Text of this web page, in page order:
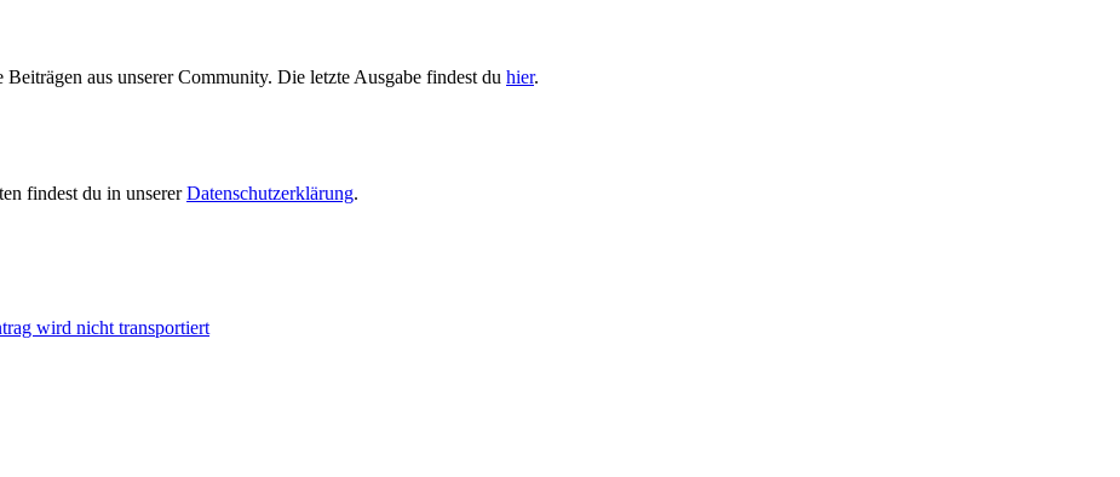
aus unserer Community. Die letzte Ausgabe findest du hier.
findest du in unsererDatenschutzerklärung.
wird nicht transportiert